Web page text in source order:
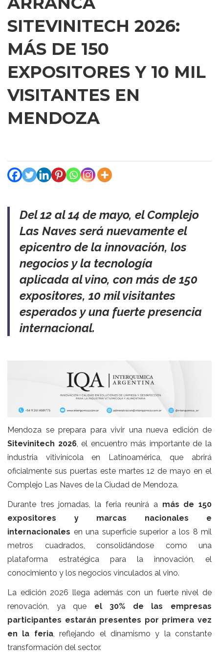
SITEVINITECH 2026:
MÁS DE 150
EXPOSITORES Y 10 MIL
VISITANTES EN
MENDOZA
Del 12 al 14 de mayo, el Complejo
Las Naves será nuevamente el
epicentro de la innovación, los
negocios y la tecnología
aplicada al vino, con más de 150
expositores, 10 mil visitantes
esperados y una fuerte presencia
internacional.
Mendoza se prepara para vivir una nueva edición de
Sitevinitech 2026, el encuentro más importante de la
industria vitivinícola en Latinoamérica, que abrirá
oficialmente sus puertas este martes 12 de mayo en el
Complejo Las Naves de la Ciudad de Mendoza.
Durante tres jornadas, la feria reunirá a más de 150
expositores y marcas nacionales e
internacionales en una superficie superior a los 8 mil
metros cuadrados, consolidándose como una
plataforma estratégica para la innovación, el
conocimiento y los negocios vinculados al vino.
La edición 2026 llega además con un fuerte nivel de
renovación, ya que el 30% de las empresas
participantes estarán presentes por primera vez
en la feria, reflejando el dinamismo y la constante
transformación del sector.